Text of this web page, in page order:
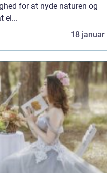
for at nyde naturen og
el...
18 januar